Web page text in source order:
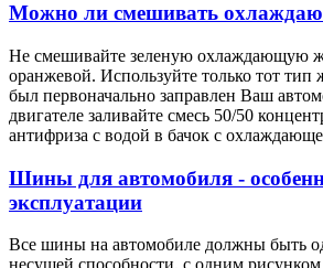
Можно ли смешивать
Не смешивайте зеленую охлаждающую
оранжевой. Используйте только тот тип
был первоначально заправлен Ваш
двигателе заливайте смесь 50/50
антифриза с водой в бачок с
Шины для автомобиля -
эксплуатации
Все шины на автомобиле должны быть